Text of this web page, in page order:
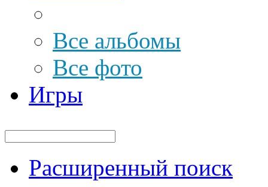
Все альбомы
Все фото
Игры
Расширенный поиск